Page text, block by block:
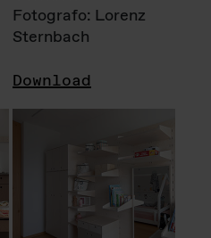
Fotografo: Lorenz
Sternbach
Download